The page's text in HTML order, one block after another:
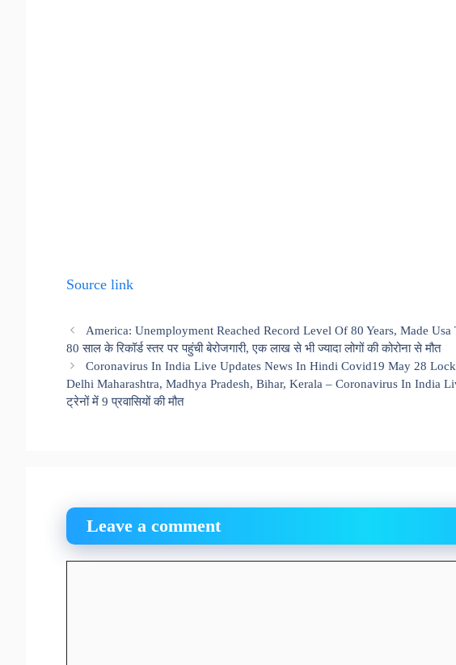
Source link
America: Unemployment Reached Record Level Of 80 Years, Made
80 साल के रिकॉर्ड स्तर पर पहुंची बेरोजगारी, एक लाख से भी ज्यादा लोगों की कोरोना से मौत
Coronavirus In India Live Updates News In Hindi Covid19 May 28
Delhi Maharashtra, Madhya Pradesh, Bihar, Kerala – Coronavirus In India
ट्रेनों में 9 प्रवासियों की मौत
Leave a comment